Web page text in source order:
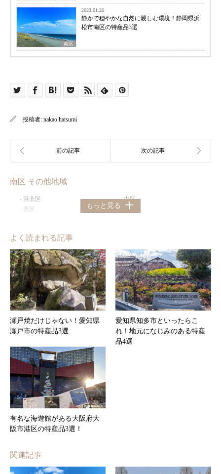
南区
2023.01.26
静かで穏やかな自然に親しむ環境！静岡県浜
松市南区の特産品3選
投稿者: nakao.hatsumi
南区 その他地域
浜北区
中区
西区
東区
もっと見る
よく読まれる記事
瀬戸焼だけじゃない！愛知県
瀬戸市の特産品3選
愛知県知多市といったらこ
れ！地元になじみのある特産
品4選
有名な海遊館がある大阪府大
阪市港区の特産品3選！
関連記事